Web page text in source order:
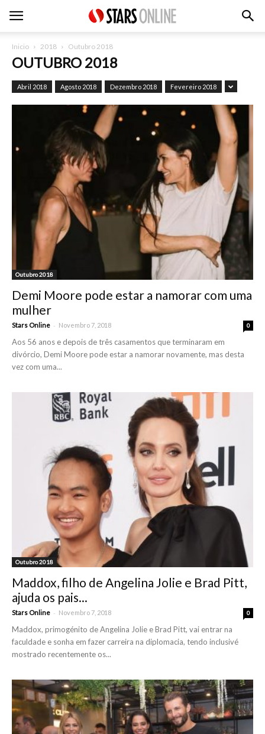
Inicio 2018 Outubro 2018
OUTUBRO 2018
Abril 2018 Agosto 2018 Dezembro 2018 Fevereiro 2018
Outubro 2018
Demi Moore pode estar a namorar com uma
mulher
Stars Online - Novembro 7, 2018 0
Aos 56 anos e depois de três casamentos que terminaram em
divórcio, Demi Moore pode estar a namorar novamente, mas desta
vez com uma...
Outubro 2018
Maddox, filho de Angelina Jolie e Brad Pitt,
ajuda os pais...
Stars Online - Novembro 7, 2018 0
Maddox, primogénito de Angelina Jolie e Brad Pitt, vai entrar na
faculdade e sonha em fazer carreira na diplomacia, tendo inclusivé
mostrado recentemente os...